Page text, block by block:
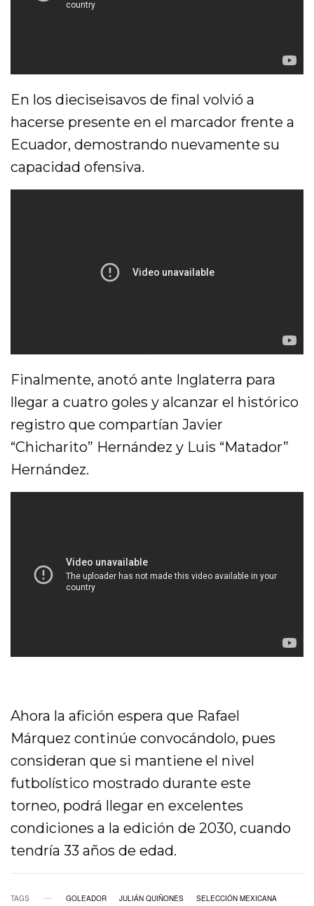
En los dieciseisavos de final volvió a
hacerse presente en el marcador frente a
Ecuador, demostrando nuevamente su
capacidad ofensiva.
Finalmente, anotó ante Inglaterra para
llegar a cuatro goles y alcanzar el histórico
registro que compartían Javier
“Chicharito” Hernández y Luis “Matador”
Hernández.
Ahora la afición espera que Rafael
Márquez continúe convocándolo, pues
consideran que si mantiene el nivel
futbolístico mostrado durante este
torneo, podrá llegar en excelentes
condiciones a la edición de 2030, cuando
tendría 33 años de edad.
TAGS GOLEADOR JULIÁN QUIÑONES SELECCIÓN MEXICANA